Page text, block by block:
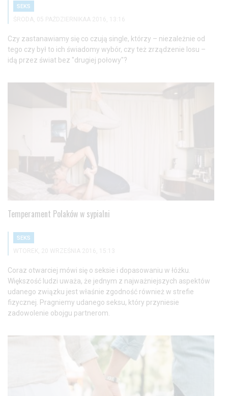
SEKS
ŚRODA, 05 PAŹDZIERNIKAA 2016, 13:16
Czy zastanawiamy się co czują single, którzy – niezależnie od
tego czy był to ich świadomy wybór, czy też zrządzenie losu –
idą przez świat bez "drugiej połowy"?
Temperament Polaków w sypialni
SEKS
WTOREK, 20 WRZEŚNIA 2016, 15:13
Coraz otwarciej mówi się o seksie i dopasowaniu w łóżku.
Większość ludzi uważa, że jednym z najważniejszych aspektów
udanego związku jest właśnie zgodność również w strefie
fizycznej. Pragniemy udanego seksu, który przyniesie
zadowolenie obojgu partnerom.